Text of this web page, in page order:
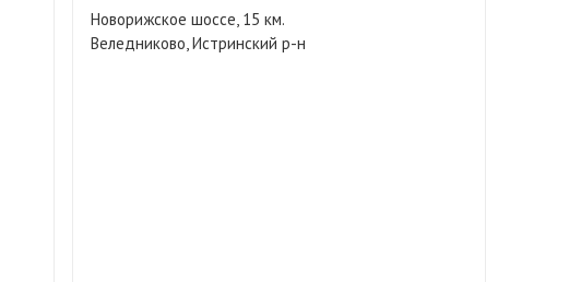
Новорижское шоссе, 15 км.
Веледниково, Истринский р-н